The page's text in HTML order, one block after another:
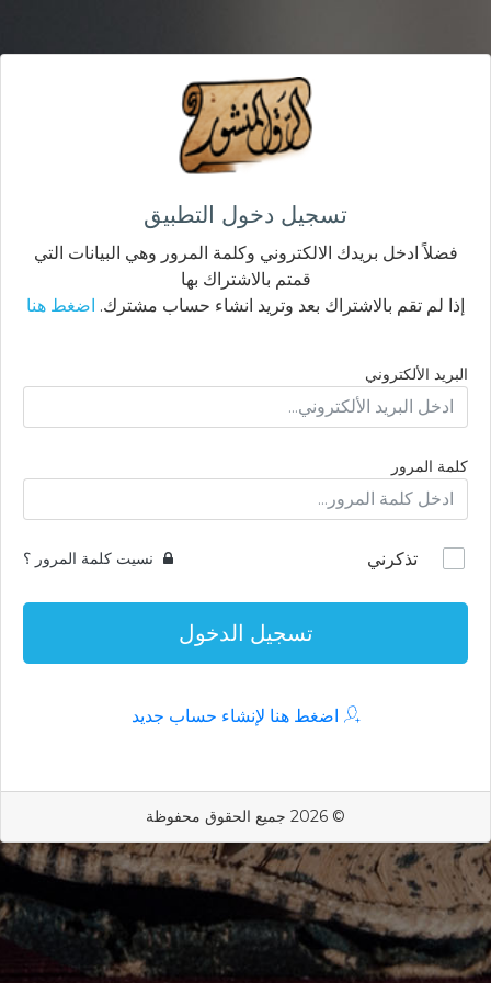
تسجيل دخول التطبيق
فضلاً ادخل بريدك الالكتروني وكلمة المرور وهي البيانات التي
قمتم بالاشتراك بها
إذا لم تقم بالاشتراك بعد وتريد انشاء حساب مشترك. اضغط هنا
البريد الألكتروني
كلمة المرور
تذكرني نسيت كلمة المرور ؟
تسجيل الدخول
اضغط هنا لإنشاء حساب جديد
© 2026 جميع الحقوق محفوظة